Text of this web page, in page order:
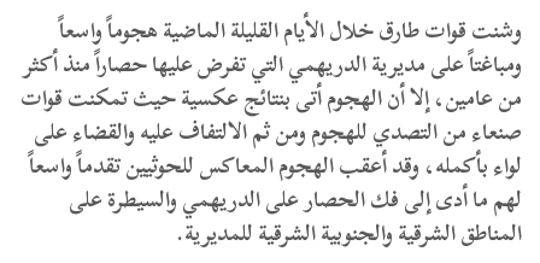
وشنت قوات طارق خلال الأيام القليلة الماضية هجوماً واسعاً
ومباغتاً على مديرية الدريهمي التي تفرض عليها حصاراً منذ أكثر
من عامين، إلا أن الهجوم أتى بنتائج عكسية حيث تمكنت قوات
صنعاء من التصدي للهجوم ومن ثم الالتفاف عليه والقضاء على
لواء بأكمله، وقد أعقب الهجوم المعاكس للحوثيين تقدماً واسعاً
لهم ما أدى إلى فك الحصار على الدريهمي والسيطرة على
المناطق الشرقية والجنوبية الشرقية للمديرية.